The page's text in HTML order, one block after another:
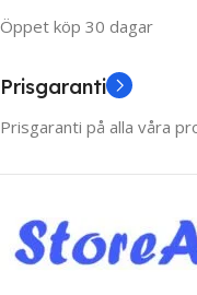
Öppet köp 30 dagar
Prisgaranti
Prisgaranti på alla våra